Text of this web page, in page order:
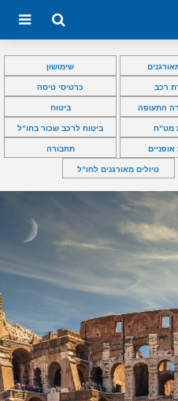
שימושון
רכב כרטיסי טיסה
התעופה ביטוח
מט”ח ביטוח לרכב שכור בחו”ל
תחבורה
טיולים מאורגנים לחו”ל